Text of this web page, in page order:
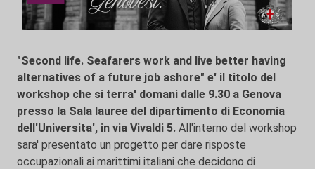
"Second life. Seafarers work and live better having
alternatives of a future job ashore" e' il titolo del
workshop che si terra' domani dalle 9.30 a Genova
presso la Sala lauree del dipartimento di Economia
dell'Universita', in via Vivaldi 5. All'interno del workshop
sara' presentato un progetto per dare risposte
occupazionali ai marittimi italiani che decidono di